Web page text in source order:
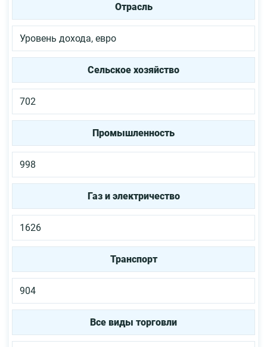
Отрасль
Уровень дохода, евро
Сельское хозяйство
702
Промышленность
998
Газ и электричество
1626
Транспорт
904
Все виды торговли